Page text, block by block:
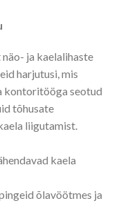
ja kaelalihaste
harjutusi, mis
kontoritööga seotud
tõhusate
liigutamist.
kaela
õlavöötmes ja